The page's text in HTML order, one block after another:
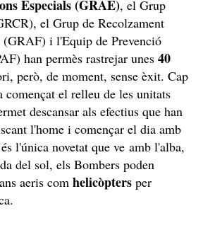
Especials (GRAE), el Grup
el Grup de Recolzament
(GRAF) i l'Equip de Prevenció
han permès rastrejar unes 40
però, de moment, sense èxit. Cap
començat el relleu de les unitats
descansar als efectius que han
l'home i començar el dia amb
l'única novetat que ve amb l'alba,
del sol, els Bombers poden
aeris com helicòpters per